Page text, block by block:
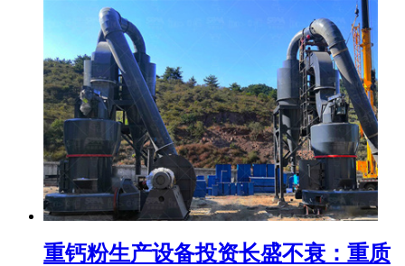
重钙粉生产设备投资长盛不衰：重质